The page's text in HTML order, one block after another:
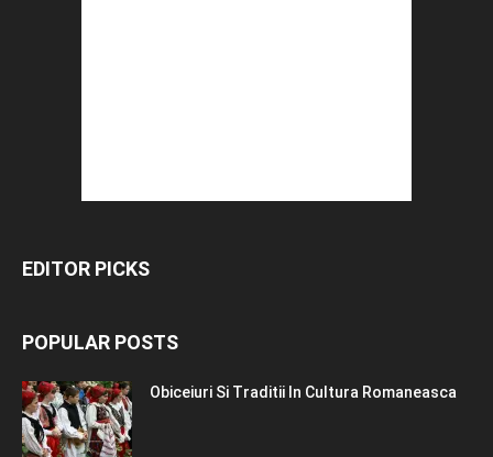
EDITOR PICKS
POPULAR POSTS
Obiceiuri Si Traditii In Cultura Romaneasca